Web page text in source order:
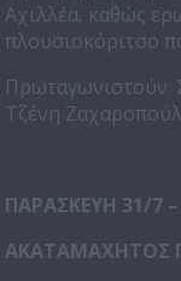
Αχιλλέα, καθώς
πλουσιοκόριτσο
Πρωταγωνιστούν:
Τζένη
ΠΑΡΑΣΚΕΥΗ 31/7 –
ΑΚΑΤΑΜΑΧΗΤΟΣ